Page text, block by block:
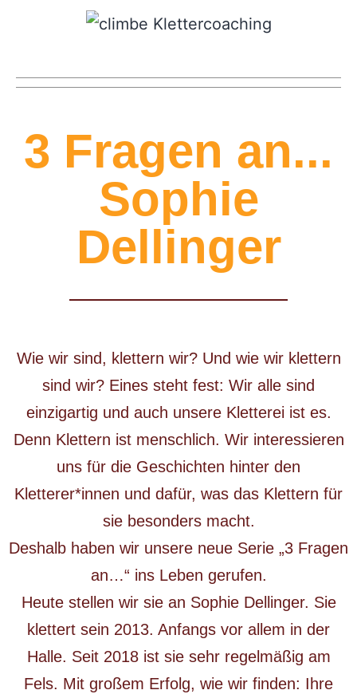
3 Fragen an...
Sophie
Dellinger
Wie wir sind, klettern wir? Und wie wir klettern
sind wir? Eines steht fest: Wir alle sind
einzigartig und auch unsere Kletterei ist es.
Denn Klettern ist menschlich. Wir interessieren
uns für die Geschichten hinter den
Kletterer*innen und dafür, was das Klettern für
sie besonders macht.
Deshalb haben wir unsere neue Serie „3 Fragen
an…“ ins Leben gerufen.
Heute stellen wir sie an Sophie Dellinger. Sie
klettert sein 2013. Anfangs vor allem in der
Halle. Seit 2018 ist sie sehr regelmäßig am
Fels. Mit großem Erfolg, wie wir finden: Ihre